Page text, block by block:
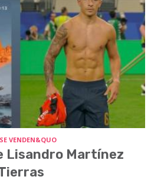
VENDEN&QUO
Lisandro Martínez